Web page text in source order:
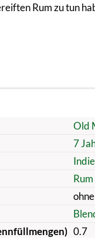
Rum zu tun
Old
7
Rum
ohne
0.7